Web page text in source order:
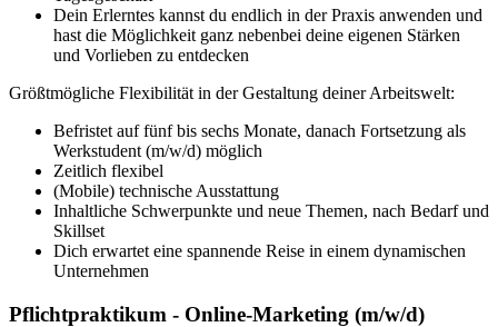
Dein Erlerntes kannst du endlich in der Praxis anwenden und
hast die Möglichkeit ganz nebenbei deine eigenen Stärken
und Vorlieben zu entdecken
Größtmögliche Flexibilität in der Gestaltung deiner Arbeitswelt:
Befristet auf fünf bis sechs Monate, danach Fortsetzung als
Werkstudent (m/w/d) möglich
Zeitlich flexibel
(Mobile) technische Ausstattung
Inhaltliche Schwerpunkte und neue Themen, nach Bedarf und
Skillset
Dich erwartet eine spannende Reise in einem dynamischen
Unternehmen
Pflichtpraktikum - Online-Marketing (m/w/d)